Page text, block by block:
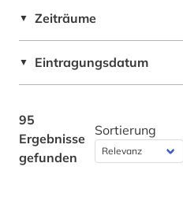
informatik (7)
ingenieurswesen (1)
▼ Zeiträume
▼ Eintragungsdatum
95
Ergebnisse
gefunden
Sortierung